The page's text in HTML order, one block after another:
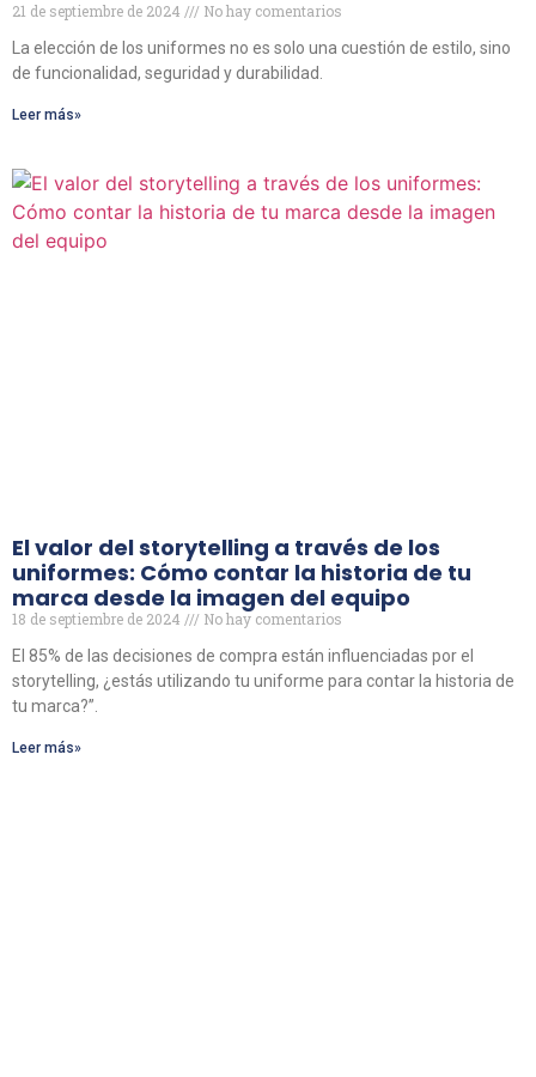
21 de septiembre de 2024
No hay comentarios
La elección de los uniformes no es solo una cuestión de estilo, sino
de funcionalidad, seguridad y durabilidad.
Leer más»
El valor del storytelling a través de los
uniformes: Cómo contar la historia de tu
marca desde la imagen del equipo
18 de septiembre de 2024
No hay comentarios
El 85% de las decisiones de compra están influenciadas por el
storytelling, ¿estás utilizando tu uniforme para contar la historia de
tu marca?”.
Leer más»